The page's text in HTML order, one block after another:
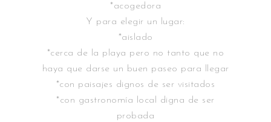
*acogedora
Y para elegir un lugar:
*aislado
*cerca de la playa pero no tanto que no
haya que darse un buen paseo para llegar
*con paisajes dignos de ser visitados
*con gastronomía local digna de ser
probada